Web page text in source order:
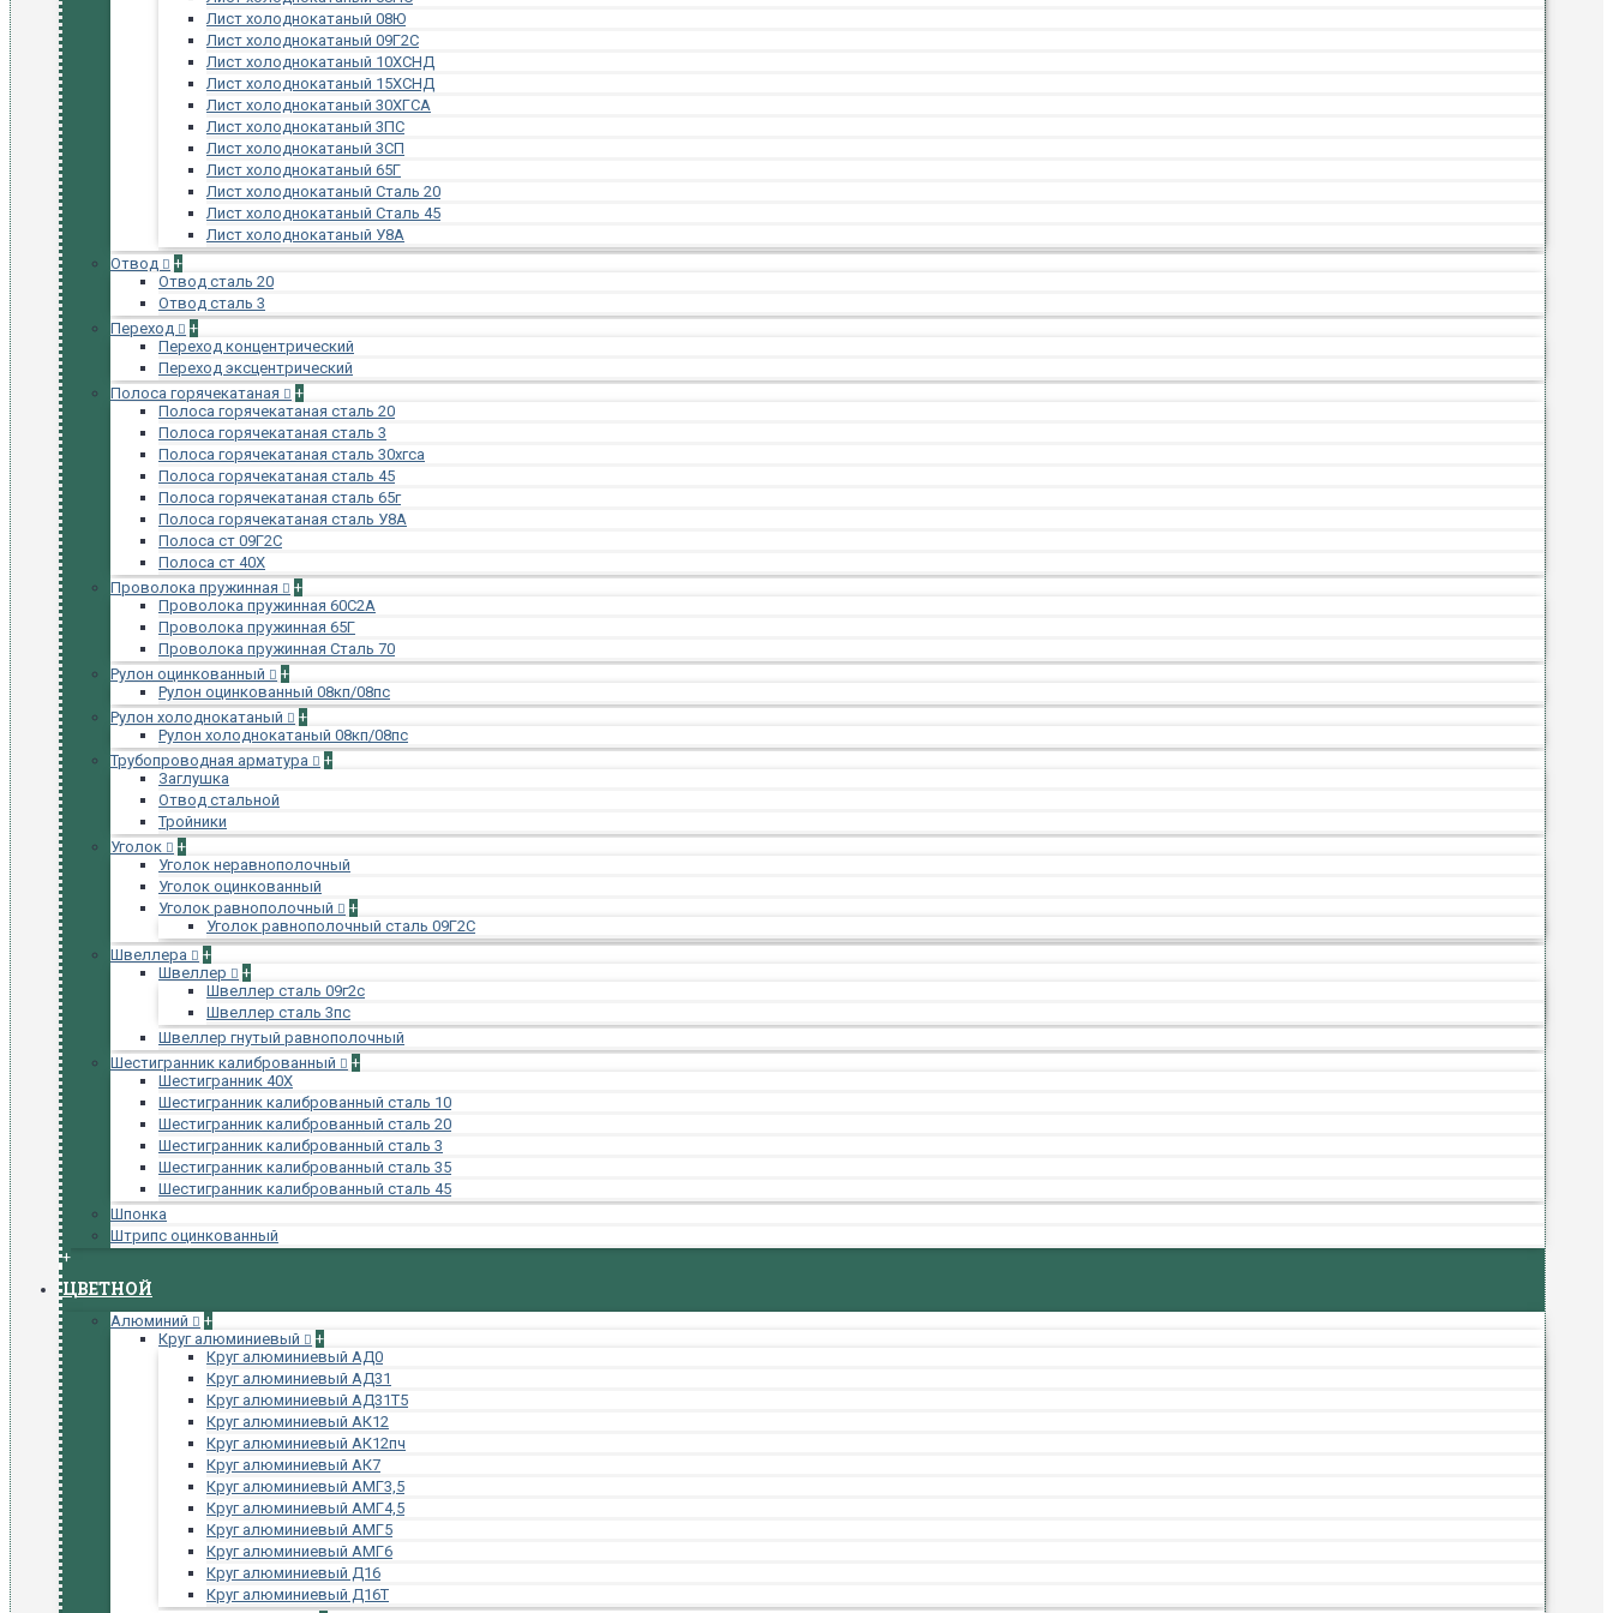
Лист холоднокатаный 08Ю
Лист холоднокатаный 09Г2С
Лист холоднокатаный 10ХСНД
Лист холоднокатаный 15ХСНД
Лист холоднокатаный 30ХГСА
Лист холоднокатаный 3ПС
Лист холоднокатаный 3СП
Лист холоднокатаный 65Г
Лист холоднокатаный Сталь 20
Лист холоднокатаный Сталь 45
Лист холоднокатаный У8А
Отвод
+
Отвод сталь 20
Отвод сталь 3
Переход
+
Переход концентрический
Переход эксцентрический
Полоса горячекатаная
+
Полоса горячекатаная сталь 20
Полоса горячекатаная сталь 3
Полоса горячекатаная сталь 30хгса
Полоса горячекатаная сталь 45
Полоса горячекатаная сталь 65г
Полоса горячекатаная сталь У8А
Полоса ст 09Г2С
Полоса ст 40Х
Проволока пружинная
+
Проволока пружинная 60С2А
Проволока пружинная 65Г
Проволока пружинная Сталь 70
Рулон оцинкованный
+
Рулон оцинкованный 08кп/08пс
Рулон холоднокатаный
+
Рулон холоднокатаный 08кп/08пс
Трубопроводная арматура
+
Заглушка
Отвод стальной
Тройники
Уголок
+
Уголок неравнополочный
Уголок оцинкованный
Уголок равнополочный
+
Уголок равнополочный сталь 09Г2С
Швеллера
+
Швеллер
+
Швеллер сталь 09г2с
Швеллер сталь 3пс
Швеллер гнутый равнополочный
Шестигранник калиброванный
+
Шестигранник 40Х
Шестигранник калиброванный сталь 10
Шестигранник калиброванный сталь 20
Шестигранник калиброванный сталь 3
Шестигранник калиброванный сталь 35
Шестигранник калиброванный сталь 45
Шпонка
Штрипс оцинкованный
+
ЦВЕТНОЙ
Алюминий
+
Круг алюминиевый
+
Круг алюминиевый АД0
Круг алюминиевый АД31
Круг алюминиевый АД31Т5
Круг алюминиевый АК12
Круг алюминиевый АК12пч
Круг алюминиевый АК7
Круг алюминиевый АМГ3,5
Круг алюминиевый АМГ4,5
Круг алюминиевый АМГ5
Круг алюминиевый АМГ6
Круг алюминиевый Д16
Круг алюминиевый Д16Т